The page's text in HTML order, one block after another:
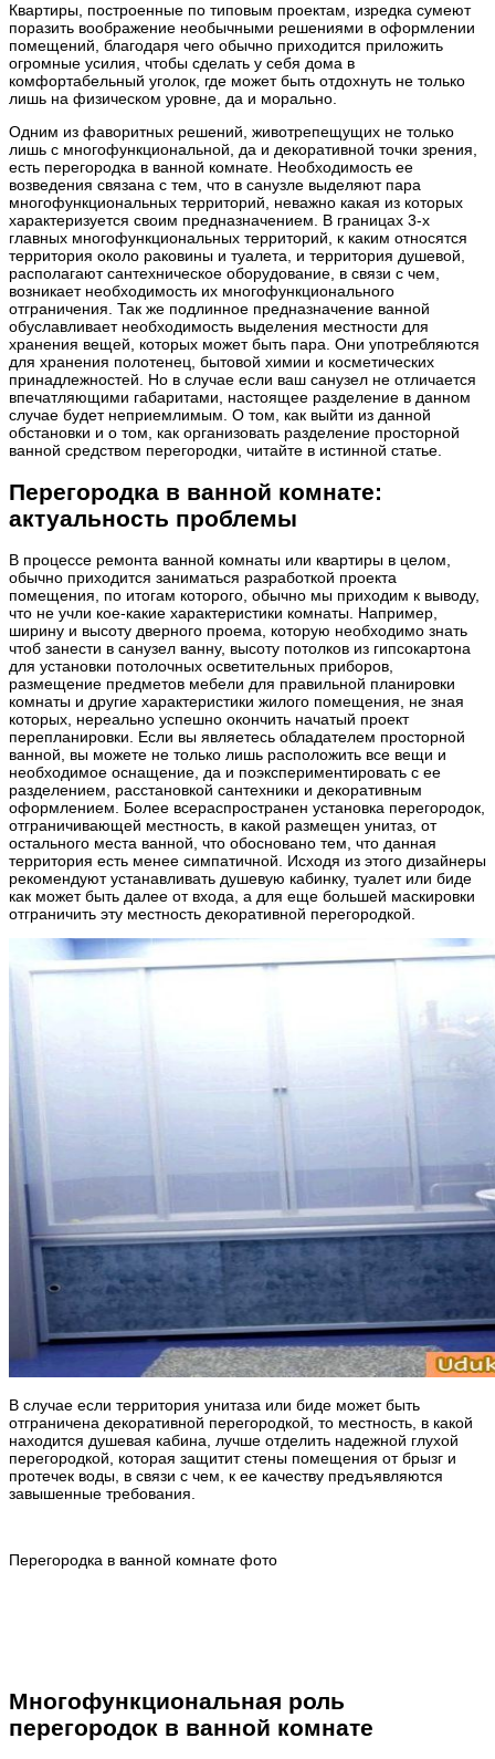
Квартиры, построенные по типовым проектам, изредка сумеют
поразить воображение необычными решениями в оформлении
помещений, благодаря чего обычно приходится приложить
огромные усилия, чтобы сделать у себя дома в
комфортабельный уголок, где может быть отдохнуть не только
лишь на физическом уровне, да и морально.
Одним из фаворитных решений, животрепещущих не только
лишь с многофункциональной, да и декоративной точки зрения,
есть перегородка в ванной комнате. Необходимость ее
возведения связана с тем, что в санузле выделяют пара
многофункциональных территорий, неважно какая из которых
характеризуется своим предназначением. В границах 3-х
главных многофункциональных территорий, к каким относятся
территория около раковины и туалета, и территория душевой,
располагают сантехническое оборудование, в связи с чем,
возникает необходимость их многофункционального
отграничения. Так же подлинное предназначение ванной
обуславливает необходимость выделения местности для
хранения вещей, которых может быть пара. Они употребляются
для хранения полотенец, бытовой химии и косметических
принадлежностей. Но в случае если ваш санузел не отличается
впечатляющими габаритами, настоящее разделение в данном
случае будет неприемлимым. О том, как выйти из данной
обстановки и о том, как организовать разделение просторной
ванной средством перегородки, читайте в истинной статье.
Перегородка в ванной комнате:
актуальность проблемы
В процессе ремонта ванной комнаты или квартиры в целом,
обычно приходится заниматься разработкой проекта
помещения, по итогам которого, обычно мы приходим к выводу,
что не учли кое-какие характеристики комнаты. Например,
ширину и высоту дверного проема, которую необходимо знать
чтоб занести в санузел ванну, высоту потолков из гипсокартона
для установки потолочных осветительных приборов,
размещение предметов мебели для правильной планировки
комнаты и другие характеристики жилого помещения, не зная
которых, нереально успешно окончить начатый проект
перепланировки. Если вы являетесь обладателем просторной
ванной, вы можете не только лишь расположить все вещи и
необходимое оснащение, да и поэкспериментировать с ее
разделением, расстановкой сантехники и декоративным
оформлением. Более всераспространен установка перегородок,
отграничивающей местность, в какой размещен унитаз, от
остального места ванной, что обосновано тем, что данная
территория есть менее симпатичной. Исходя из этого дизайнеры
рекомендуют устанавливать душевую кабинку, туалет или биде
как может быть далее от входа, а для еще большей маскировки
отграничить эту местность декоративной перегородкой.
В случае если территория унитаза или биде может быть
отграничена декоративной перегородкой, то местность, в какой
находится душевая кабина, лучше отделить надежной глухой
перегородкой, которая защитит стены помещения от брызг и
протечек воды, в связи с чем, к ее качеству предъявляются
завышенные требования.
Перегородка в ванной комнате фото
Многофункциональная роль
перегородок в ванной комнате